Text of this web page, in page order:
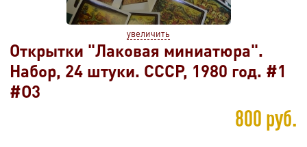
увеличить
Открытки "Лаковая миниатюра".
Набор, 24 штуки. СССР, 1980 год. #1
#O3
800 руб.